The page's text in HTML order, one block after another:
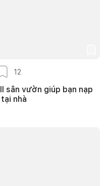
12
vườn giúp bạn nạp
nhà